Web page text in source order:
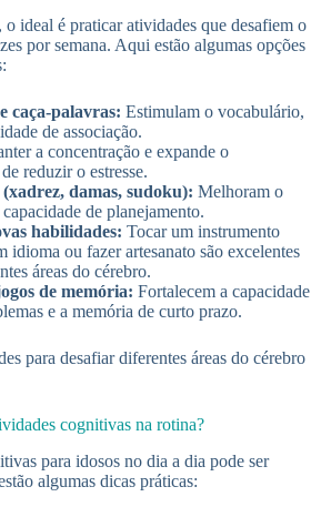
o ideal é praticar atividades que desafiem o
por semana. Aqui estão algumas opções
caça-palavras: Estimulam o vocabulário,
de associação.
a concentração e expande o
reduzir o estresse.
damas, sudoku): Melhoram o
de planejamento.
habilidades: Tocar um instrumento
idioma ou fazer artesanato são excelentes
áreas do cérebro.
de memória: Fortalecem a capacidade
e a memória de curto prazo.
para desafiar diferentes áreas do cérebro
cognitivas na rotina?
para idosos no dia a dia pode ser
algumas dicas práticas: